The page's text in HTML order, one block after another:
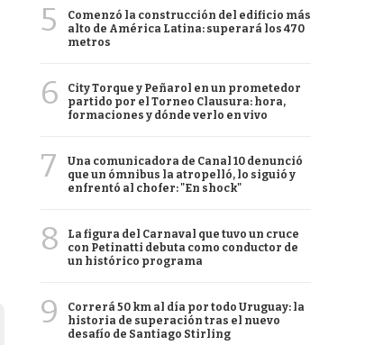
5
Comenzó la construcción del edificio más
alto de América Latina: superará los 470
metros
6
City Torque y Peñarol en un prometedor
partido por el Torneo Clausura: hora,
formaciones y dónde verlo en vivo
7
Una comunicadora de Canal 10 denunció
que un ómnibus la atropelló, lo siguió y
enfrentó al chofer: "En shock"
8
La figura del Carnaval que tuvo un cruce
con Petinatti debuta como conductor de
un histórico programa
9
Correrá 50 km al día por todo Uruguay: la
historia de superación tras el nuevo
desafío de Santiago Stirling